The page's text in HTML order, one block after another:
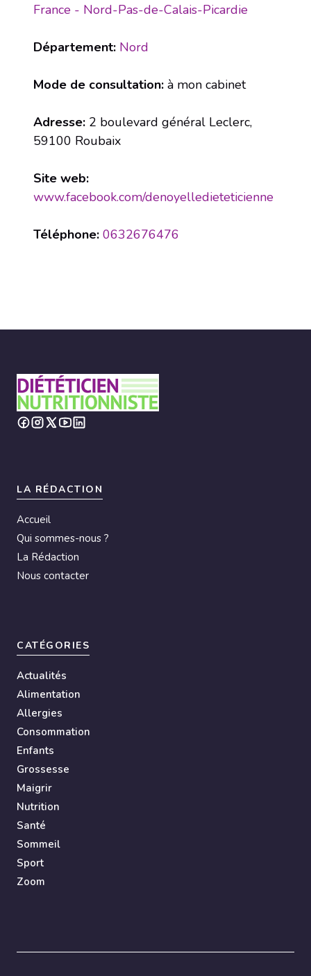
France - Nord-Pas-de-Calais-Picardie
Département: Nord
Mode de consultation: à mon cabinet
Adresse: 2 boulevard général Leclerc,
59100 Roubaix
Site web:
www.facebook.com/denoyelledieteticienne
Téléphone: 0632676476
LA RÉDACTION
Accueil
Qui sommes-nous ?
La Rédaction
Nous contacter
CATÉGORIES
Actualités
Alimentation
Allergies
Consommation
Enfants
Grossesse
Maigrir
Nutrition
Santé
Sommeil
Sport
Zoom